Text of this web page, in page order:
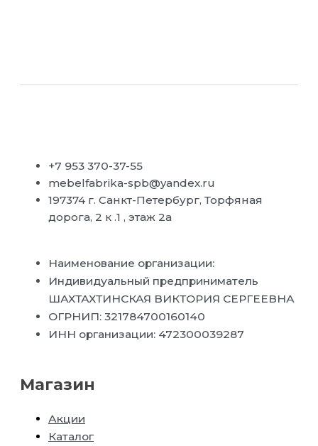
+7 953 370-37-55
mebelfabrika-spb@yandex.ru
197374 г. Санкт-Петербург, Торфяная
дорога, 2 к .1 , этаж 2а
Наименование организации:
Индивидуальный предприниматель
ШАХТАХТИНСКАЯ ВИКТОРИЯ СЕРГЕЕВНА
ОГРНИП: 321784700160140
ИНН организации: 472300039287
Магазин
Акции
Каталог